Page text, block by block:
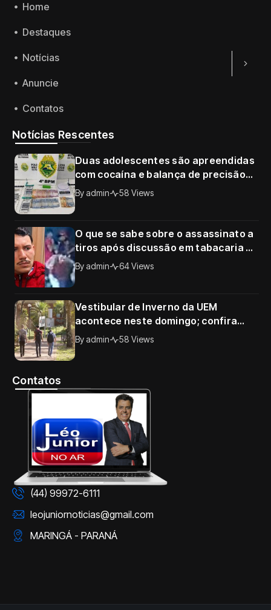
Home
Destaques
Notícias
Anuncie
Contatos
Notícias Rescentes
Duas adolescentes são apreendidas
com cocaína e balança de precisão
no Conjunto Requião, em Maringá
Byadmin 58 Views
O que se sabe sobre o assassinato a
tiros após discussão em tabacaria de
Sarandi; câmera registrou o crime
Byadmin 64 Views
Vestibular de Inverno da UEM
acontece neste domingo; confira
horários, documentos e tudo o que o
Byadmin 58 Views
Contatos
(44) 99972-6111
leojuniornoticias@gmail.com
MARINGÁ - PARANÁ